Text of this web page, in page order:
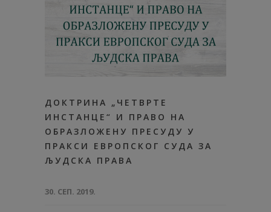
ДОКТРИНА „ЧЕТВРТЕ
ИНСТАНЦЕ“ И ПРАВО НА
ОБРАЗЛОЖЕНУ ПРЕСУДУ У
ПРАКСИ ЕВРОПСКОГ СУДА ЗА
ЉУДСКА ПРАВА
30. СЕП. 2019.